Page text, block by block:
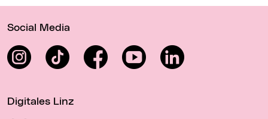
Social Media
InstagramTikTok FacebookYouTube LinkedIn
Digitales Linz